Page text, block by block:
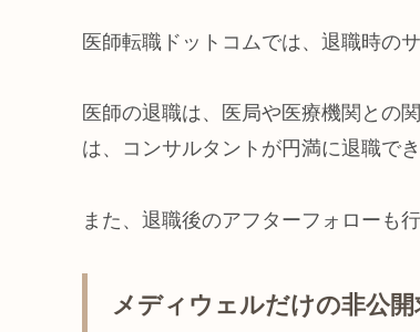
医師転職ドットコムでは、退職時の
医師の退職は、医局や医療機関との
は、コンサルタントが円満に退職で
また、退職後のアフターフォローも
メディウェルだけの非公